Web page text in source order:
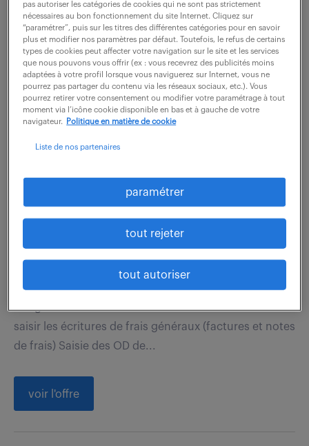
collaboration avec les autres départements. Activités
et attributions : - Contribuer à l'élaboration des
propositions commerciales : visite...
voir l'offre
comptable auxiliaire (f/h)
23 février 2026
CDD
5 mois
En lien direct avec le responsable comptabilité,
budget et finance voici vos missions : Contrôler et
saisir les écritures de frais généraux (factures et notes
de frais) Saisie des OD de...
voir l'offre
pas autoriser les catégories de cookies qui ne sont pas strictement
nécessaires au bon fonctionnement du site Internet. Cliquez sur
“paramétrer”, puis sur les titres des différentes catégories pour en savoir
plus et modifier nos paramètres par défaut. Toutefois, le refus de certains
types de cookies peut affecter votre navigation sur le site et les services
que nous pouvons vous offrir (ex : vous recevrez des publicités moins
adaptées à votre profil lorsque vous naviguerez sur Internet, vous ne
pourrez pas partager du contenu via les réseaux sociaux, etc.). Vous
pourrez retirer votre consentement ou modifier votre paramétrage à tout
moment via l’icône cookie disponible en bas et à gauche de votre
navigateur.
Politique en matière de cookie
Liste de nos partenaires
paramétrer
tout rejeter
tout autoriser